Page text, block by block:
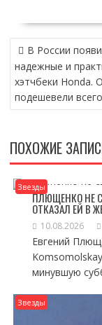
НАВИГАЦИЯ
ПО
ЗАПИСЯМ
В России
надежные и
хэтчбеки Honda.
подешевели
ПОХОЖИЕ
Звезды
ПЛЮЩЕНКО НЕ
ОТКАЗАЛ ЕЙ В
10.08.2026
Евгений
минувшую
Звезды